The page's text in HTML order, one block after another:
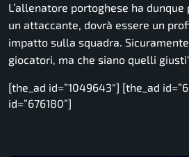
L’allenatore portoghese ha dunque
un attaccante, dovrà essere un
impatto sulla squadra.
giocatori, ma che siano quelli giusti
[the_ad id=”1049643″] [the_ad
id=”676180”]